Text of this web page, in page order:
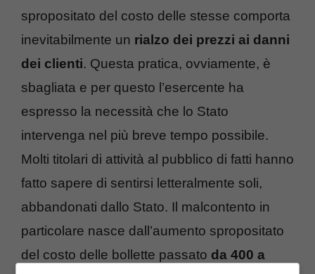
spropositato del costo delle stesse comporta
inevitabilmente un rialzo dei prezzi ai danni
dei clienti. Questa pratica, ovviamente, è
sbagliata e per questo l’esercente ha
espresso la necessità che lo Stato
intervenga nel più breve tempo possibile.
Molti titolari di attività al pubblico di fatti hanno
fatto sapere di sentirsi letteralmente soli,
abbandonati dallo Stato. Il malcontento in
particolare nasce dall’aumento spropositato
del costo delle bollette passato da 400 a